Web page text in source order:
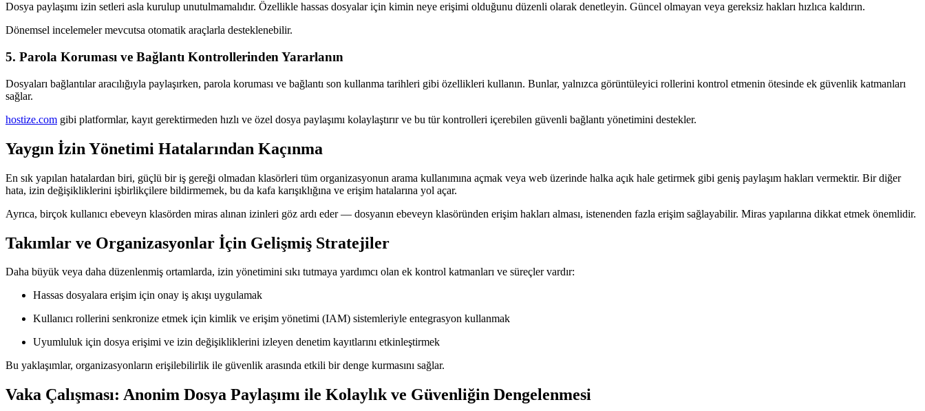
Dosya paylaşımı izin setleri asla kurulup unutulmamalıdır. Özellikle hassas dosyalar için kimin neye erişimi olduğunu düzenli olarak denetleyin. Güncel olmayan veya gereksiz hakları hızlıca kaldırın.
Dönemsel incelemeler mevcutsa otomatik araçlarla desteklenebilir.
5. Parola Koruması ve Bağlantı Kontrollerinden Yararlanın
Dosyaları bağlantılar aracılığıyla paylaşırken, parola koruması ve bağlantı son kullanma tarihleri gibi özellikleri kullanın. Bunlar, yalnızca görüntüleyici rollerini kontrol etmenin ötesinde ek güvenlik katmanları
sağlar.
hostize.com gibi platformlar, kayıt gerektirmeden hızlı ve özel dosya paylaşımı kolaylaştırır ve bu tür kontrolleri içerebilen güvenli bağlantı yönetimini destekler.
Yaygın İzin Yönetimi Hatalarından Kaçınma
En sık yapılan hatalardan biri, güçlü bir iş gereği olmadan klasörleri tüm organizasyonun arama kullanımına açmak veya web üzerinde halka açık hale getirmek gibi geniş paylaşım hakları vermektir. Bir diğer
hata, izin değişikliklerini işbirlikçilere bildirmemek, bu da kafa karışıklığına ve erişim hatalarına yol açar.
Ayrıca, birçok kullanıcı ebeveyn klasörden miras alınan izinleri göz ardı eder — dosyanın ebeveyn klasöründen erişim hakları alması, istenenden fazla erişim sağlayabilir. Miras yapılarına dikkat etmek önemlidir.
Takımlar ve Organizasyonlar İçin Gelişmiş Stratejiler
Daha büyük veya daha düzenlenmiş ortamlarda, izin yönetimini sıkı tutmaya yardımcı olan ek kontrol katmanları ve süreçler vardır:
Hassas dosyalara erişim için onay iş akışı uygulamak
Kullanıcı rollerini senkronize etmek için kimlik ve erişim yönetimi (IAM) sistemleriyle entegrasyon kullanmak
Uyumluluk için dosya erişimi ve izin değişikliklerini izleyen denetim kayıtlarını etkinleştirmek
Bu yaklaşımlar, organizasyonların erişilebilirlik ile güvenlik arasında etkili bir denge kurmasını sağlar.
Vaka Çalışması: Anonim Dosya Paylaşımı ile Kolaylık ve Güvenliğin Dengelenmesi